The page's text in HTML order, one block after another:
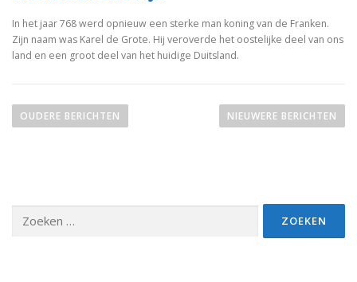
In het jaar 768 werd opnieuw een sterke man koning van de Franken.
Zijn naam was Karel de Grote. Hij veroverde het oostelijke deel van ons
land en een groot deel van het huidige Duitsland.
e
r
OUDERE BERICHTEN NIEUWERE BERICHTEN
naar: